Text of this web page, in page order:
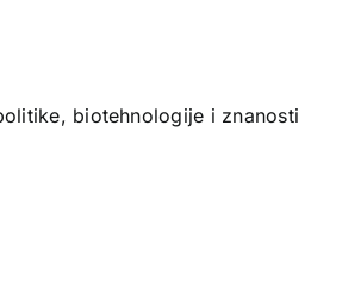
biotehnologije i znanosti